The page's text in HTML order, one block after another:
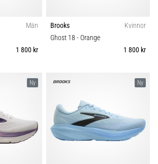
Män
1 800 kr
Brooks
Kvinnor
Ghost 18 - Orange
1 800 kr
Ny Ny